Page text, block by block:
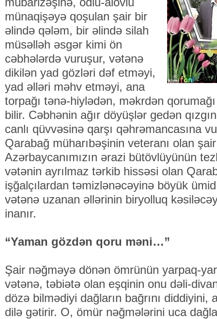
münaqişəyə qoşulan şair bir
əlində qələm, bir əlində silah
müsəlləh əsgər kimi ön
cəbhələrdə vuruşur, vətənə
dikilən yad gözləri dəf etməyi,
yad əlləri məhv etməyi, ana
torpağı tənə-hiylədən, məkrdən
bilir. Cəbhənin ağır döyüşlər gedən
canlı qüvvəsinə qarşı qəhrəmancasına
Qarabağ müharıbəşinin veteranı olan
Azərbaycanımızın ərazi bütövlüyünün
vətənin ayrılmaz tərkib hissəsi olan
işğalçılardan təmizlənəcəyinə böyük
vətənə uzanan əllərinin biryolluq
inanır.
“Yaman gözdən qoru məni…”
Şair nəğməyə dönən ömrünün yarpaq-
vətənə, təbiətə olan eşqinin onu dəli-
dözə bilmədiyi dağların bağrını
dilə gətirir. O, ömür nəğmələrini uca